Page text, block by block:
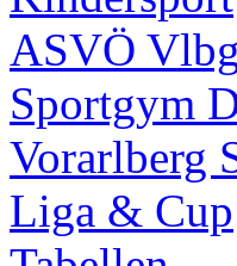
ASVÖ Vlbg
Sportgym
Vorarlberg
Liga & Cup